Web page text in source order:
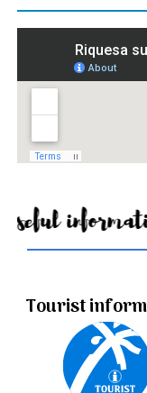
Useful
Tourist